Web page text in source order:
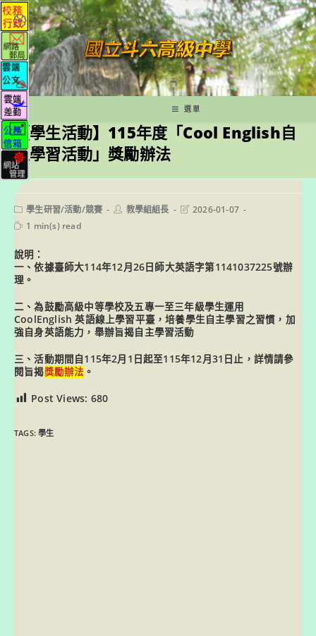
跳
轉
至
主
要
內
容
選單
【學生活動】115年度「Cool English自
主學習活動」獎勵辦法
Post
category:
學生研習/活動/競賽
Post教學組組長
Post2026-01-07
Reading
1 min(s) read
說明：
一、依據臺師大114年12月26日師大英語字第1141037225號辦
理。
二、為鼓勵高級中等學校及五專一至三年級學生運用
CoolEnglish 英語線上學習平臺，培養學生自主學習之習慣，加
強自身英語能力，舉辦旨揭自主學習活動
三、活動期間自115年2月1日起至115年12月31日止，詳情請參
閱旨揭獎勵辦法 。
Post Views: 680
TAGS:學生